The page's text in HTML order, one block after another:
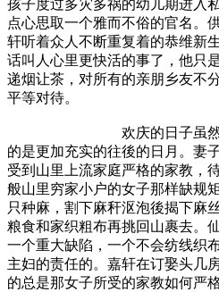
孩子度过多灾多祸的幼儿期进入
点心思取一个雅而不俗的官名。
轩听着众人不断重复着的恭维新
话叫人心里更快活的事了，他只
递烟让茶，对所有的亲朋乡友不
平等对待。
欢庆的日子虽然热烈
的是更加充实的往後的日月。妻
受到山里上流家庭严格的家教，
般山里穷家小户的女子那样缺规
只种麻，割下麻秆沤泡後揭下麻
粮食和家织粗布再挑回山裹去。
一个重大缺陷，一个不会纺线织
主妇的责任的。嘉轩在订娶头几
的总是那女子所受的家教如何严